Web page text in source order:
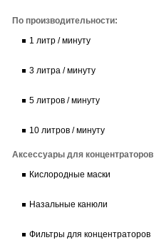
По производительности:
1 литр / минуту
3 литра / минуту
5 литров / минуту
10 литров / минуту
Аксессуары для концентраторов
Кислородные маски
Назальные канюли
Фильтры для концентраторов